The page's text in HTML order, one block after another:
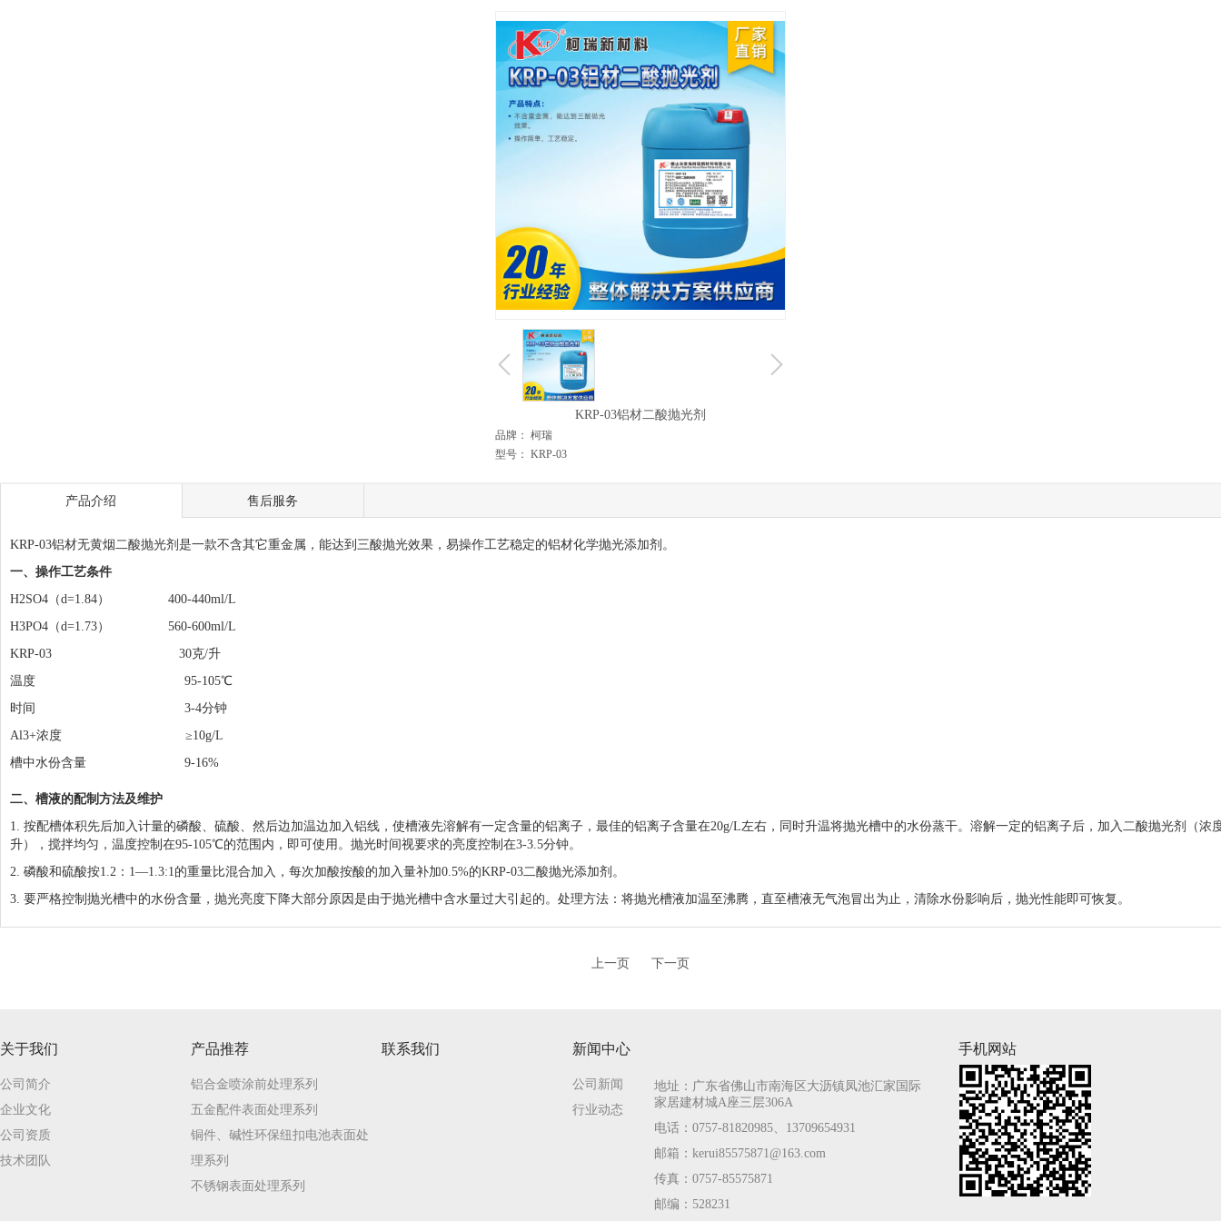
KRP-03铝材二酸抛光剂
品牌： 柯瑞
型号： KRP-03
产品介绍 售后服务
KRP-03铝材无黄烟二酸抛光剂是一款不含其它重金属，能达到三酸抛光效果，易操作工艺稳定的铝材化学抛光添加剂。
一、操作工艺条件
H2SO4（d=1.84） 400-440ml/L
H3PO4（d=1.73） 560-600ml/L
KRP-03 30克/升
温度 95-105℃
时间 3-4分钟
Al3+浓度 ≥10g/L
槽中水份含量 9-16%
二、槽液的配制方法及维护
1. 按配槽体积先后加入计量的磷酸、硫酸、然后边加温边加入铝线，使槽液先溶解有一定含量的铝离子，最佳的铝离子含量在20g/L左右，同时升温将抛光槽中的水份蒸干。溶解一定的铝离子后，加入二酸抛光剂（浓
升），搅拌均匀，温度控制在95-105℃的范围内，即可使用。抛光时间视要求的亮度控制在3-3.5分钟。
2. 磷酸和硫酸按1.2：1—1.3:1的重量比混合加入，每次加酸按酸的加入量补加0.5%的KRP-03二酸抛光添加剂。
3. 要严格控制抛光槽中的水份含量，抛光亮度下降大部分原因是由于抛光槽中含水量过大引起的。处理方法：将抛光槽液加温至沸腾，直至槽液无气泡冒出为止，清除水份影响后，抛光性能即可恢复。
上一页 下一页
手机网站
地址：广东省佛山市南海区大沥镇凤池汇家国际
家居建材城A座三层306A
电话：0757-81820985、13709654931
邮箱：kerui85575871@163.com
传真：0757-85575871
邮编：528231
关于我们
公司简介
企业文化
公司资质
技术团队
产品推荐
铝合金喷涂前处理系列
五金配件表面处理系列
铜件、碱性环保纽扣电池表面处
理系列
不锈钢表面处理系列
联系我们 新闻中心
公司新闻
行业动态